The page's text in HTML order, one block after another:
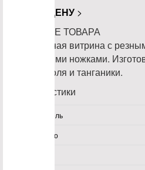
ЦЕНУ >
ОПИСАНИЕ ТОВАРА
Двухдверная витрина с
и фигурными ножками.
липы, тополя и танганики.
Характеристики
Производитель
Производство